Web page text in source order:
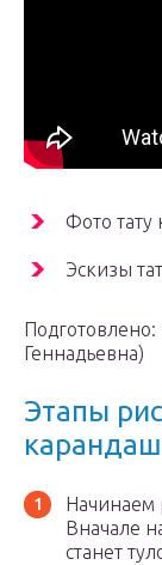
Фото тату
Эскизы
Геннадьевна)
Этапы
Начинаем
Вначале
станет